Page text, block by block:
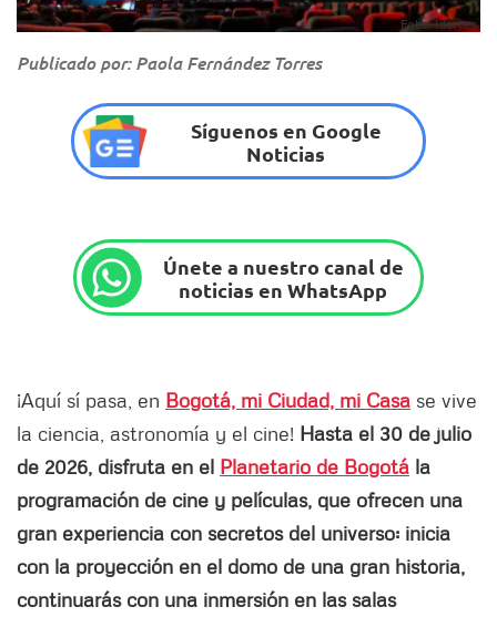
Foto: Idartes.
Publicado por: Paola Fernández Torres
Síguenos en Google
Noticias
Únete a nuestro canal de
noticias en WhatsApp
¡Aquí sí pasa, en Bogotá, mi Ciudad, mi Casa se vive
la ciencia, astronomía y el cine! Hasta el 30 de julio
de 2026, disfruta en el Planetario de Bogotá la
programación de cine y películas, que ofrecen una
gran experiencia con secretos del universo: inicia
con la proyección en el domo de una gran historia,
continuarás con una inmersión en las salas